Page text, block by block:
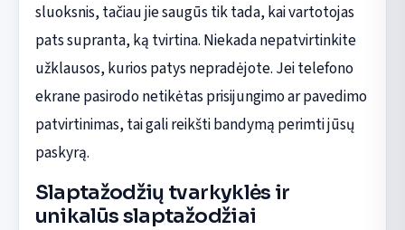
sluoksnis, tačiau jie saugūs tik tada, kai vartotojas
pats supranta, ką tvirtina. Niekada nepatvirtinkite
užklausos, kurios patys nepradėjote. Jei telefono
ekrane pasirodo netikėtas prisijungimo ar pavedimo
patvirtinimas, tai gali reikšti bandymą perimti jūsų
paskyrą.
Slaptažodžių tvarkyklės ir
unikalūs slaptažodžiai